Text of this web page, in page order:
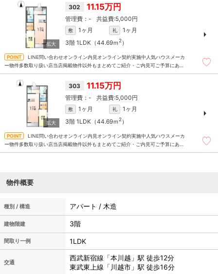
302 11.15万円
- 5,000円
敷 1ヶ月 礼
1ヶ月
3階 1LDK（44.69ｍ 2）
LINE問い合わせオンライン内見オンライン契約実施中人気ハウスメーカ
ー物件多数取り扱い店当店掲載物件以外もまとめてご紹介・ご内見可ご予算にあっ
303 11.15万円
- 5,000円
敷 1ヶ月 礼
1ヶ月
3階 1LDK（44.69ｍ 2）
LINE問い合わせオンライン内見オンライン契約実施中人気ハウスメーカ
ー物件多数取り扱い店当店掲載物件以外もまとめてご紹介・ご内見可ご予算にあっ
物件概要
種別 / 構造 アパート / 木造
建物階建 3階
間取り一例 1LDK
交通
西武新宿線「本川越」駅 徒歩12分
東武東上線「川越市」駅 徒歩16分